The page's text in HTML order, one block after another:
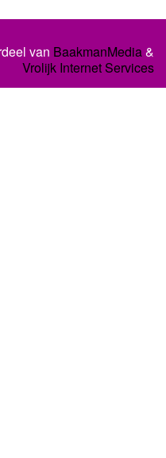
van BaakmanMedia&
Vrolijk Internet Services